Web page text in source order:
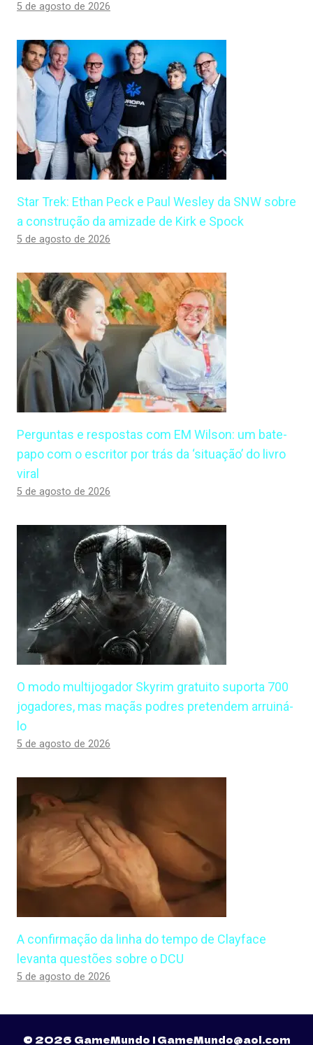
5 de agosto de 2026
Star Trek: Ethan Peck e Paul Wesley da SNW sobre
a construção da amizade de Kirk e Spock
5 de agosto de 2026
Perguntas e respostas com EM Wilson: um bate-
papo com o escritor por trás da ‘situação’ do livro
viral
5 de agosto de 2026
O modo multijogador Skyrim gratuito suporta 700
jogadores, mas maçãs podres pretendem arruiná-
lo
5 de agosto de 2026
A confirmação da linha do tempo de Clayface
levanta questões sobre o DCU
5 de agosto de 2026
© 2026 GameMundo | GameMundo@aol.com